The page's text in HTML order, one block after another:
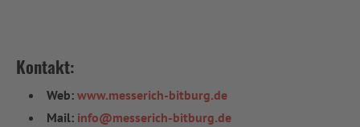
Kontakt:
Web: www.messerich-bitburg.de
Mail: info@messerich-bitburg.de